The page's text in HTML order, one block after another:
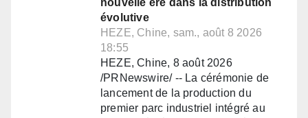
nouvelle ère dans la distribution
évolutive
HEZE, Chine, sam., août 8 2026
18:55
HEZE, Chine, 8 août 2026
/PRNewswire/ -- La cérémonie de
lancement de la production du
premier parc industriel intégré au